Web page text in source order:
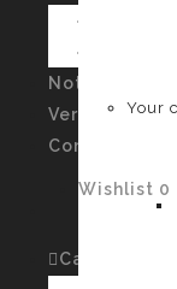
Your
Wishlist 0
Noticias
Verssiones
Contacto
Cart